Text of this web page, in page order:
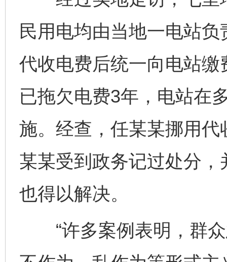
民用电均由当地一电站
代收电费后统一向电站
已拖欠电费3年，电站在
施。经查，任某某挪用
某某受到政务记过处分
也得以解决。
“许多案例表明，群众